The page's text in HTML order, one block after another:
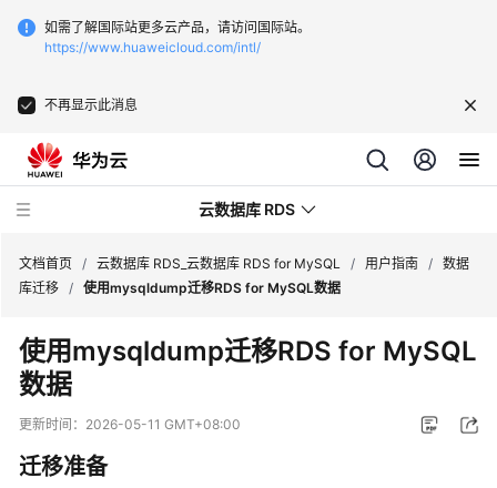
如需了解国际站更多云产品，请访问国际站。
https://www.huaweicloud.com/intl/
不再显示此消息
云数据库 RDS
最
新
态
文档首页 / 云数据库 RDS_云数据库 RDS for MySQL / 用户指南 / 数据
库迁移 / 使用mysqldump迁移RDS for MySQL数据
使用mysqldump迁移RDS for MySQL
数据
更新时间： 2026-05-11 GMT+08:00
迁移准备